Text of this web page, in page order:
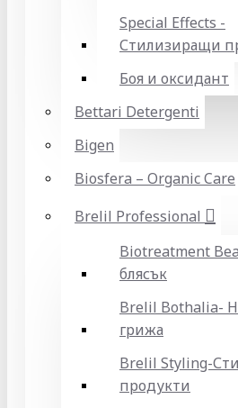
Special Effects -
Стилизиращи
Боя и оксидант
Bettari Detergenti
Bigen
Biosfera – Organic Care
Brelil Professional
Biotreatment
блясък
Brelil Bothalia-
грижа
Brelil Styling-
продукти